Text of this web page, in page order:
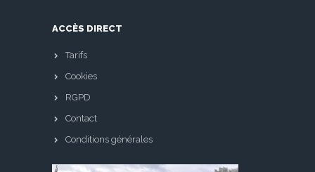
ACCÈS DIRECT
Tarifs
Cookies
RGPD
Contact
Conditions générales